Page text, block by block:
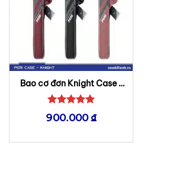
Bao cơ đơn Knight Case |
Bao cơ Peri
Được xếp
hạng55
900.000₫